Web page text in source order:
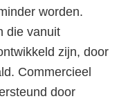
worden.
die vanuit
zijn, door
Commercieel
door